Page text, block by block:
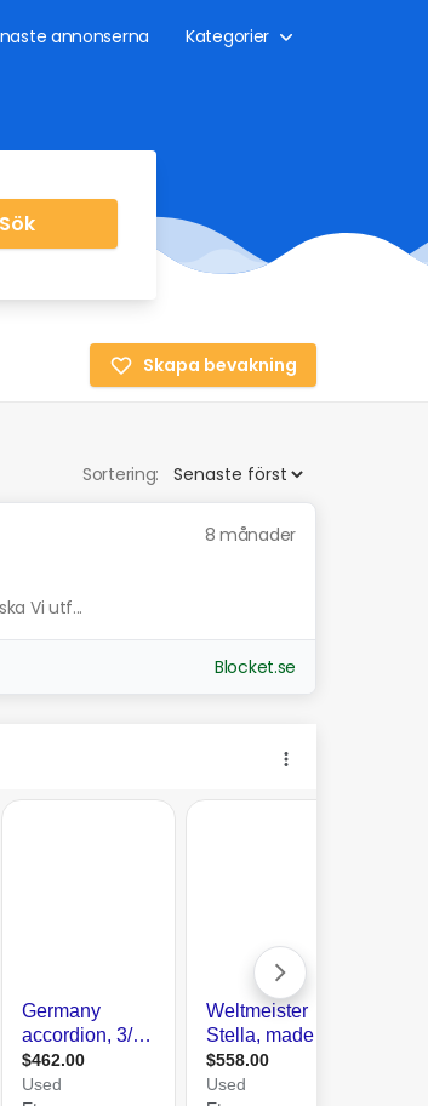
annonserna Kategorier
Sök
Skapa bevakning
Sortering:
8 månader
Vi utf...
Blocket.se